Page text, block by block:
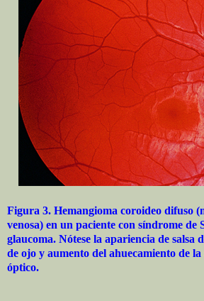
Figura 3. Hemangioma coroideo difuso
venosa) en un paciente con síndrome de
glaucoma. Nótese la apariencia de salsa
de ojo y aumento del ahuecamiento de
óptico.